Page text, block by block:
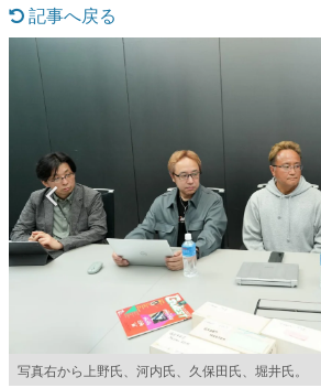
ゲームが変えた日本語
「経験値」「裏技」「ラスボス
の起源や用法の変遷を、コンピュ
イニーP氏が徹底調査。
カテゴリ
特集記事
マンガ
女性向け
アプリレビュー
その他
記事へ戻る
写真右から上野氏、河内氏、久保田氏、堀井氏。